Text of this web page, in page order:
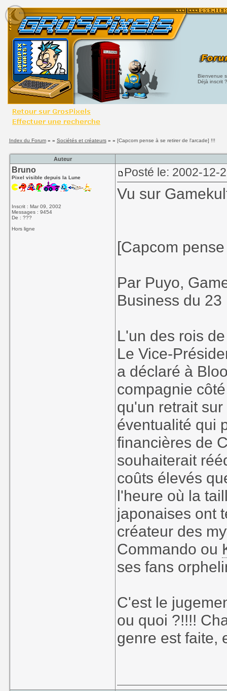
Bienvenue
Déjà inscrit
Index du Forum» » Sociétés et créateurs» » [Capcom pense à se retirer de l'arcade] !!!
Auteur
Bruno
Pixel visible depuis la Lune
Inscrit : Mar 09, 2002
Messages : 9454
De : ???
Hors ligne
Posté le: 2002-12-
Vu sur
[Capcom
Par Puyo,
Business du
L'un des rois
Le Vice-
a déclaré à
compagnie
qu'un retrait
éventualité qui
financières de
souhaiterait
coûts élevés
l'heure où la
japonaises ont
créateur des
Commando ou
ses fans
C'est le
ou quoi ?!!!!
genre est faite,